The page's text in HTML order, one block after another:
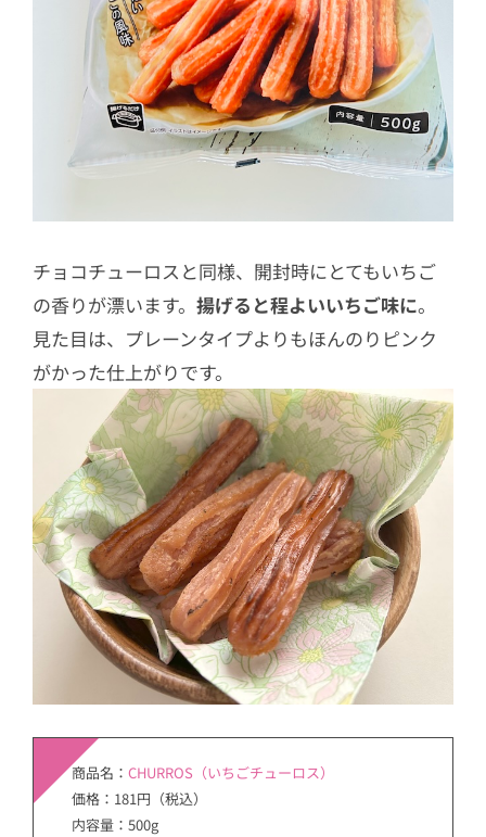
チョコチューロスと同様、開封時にとてもいちご
の香りが漂います。 揚げると程よいいちご味に。
見た目は、プレーンタイプよりもほんのりピンク
がかった仕上がりです。
商品名： CHURROS（いちごチューロス）
価格：181円（税込）
内容量：500g